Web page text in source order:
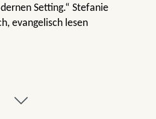
Setting.“ Stefanie
evangelisch lesen